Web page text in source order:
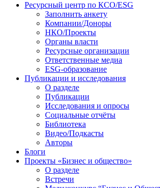
Ресурсный центр по КСО/ESG
Заполнить анкету
Компании/Доноры
НКО/Проекты
Органы власти
Ресурсные организации
Ответственные медиа
ESG-образование
Публикации и исследования
О разделе
Публикации
Исследования и опросы
Социальные отчёты
Библиотека
Видео/Подкасты
Авторы
Блоги
Проекты «Бизнес и общество»
О разделе
Встречи